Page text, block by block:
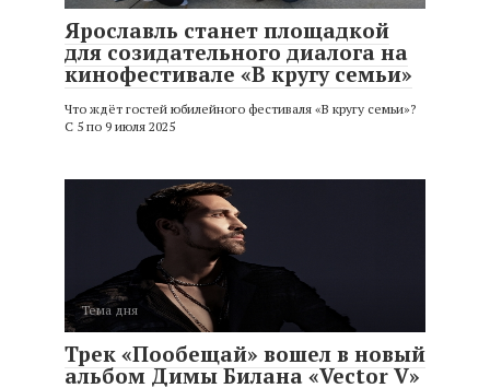
Ярославль станет площадкой
для созидательного диалога на
кинофестивале «В кругу семьи»
Что ждёт гостей юбилейного фестиваля «В кругу семьи»?
С 5 по 9 июля 2025
Тема дня
Трек «Пообещай» вошел в новый
альбом Димы Билана «Vector V»